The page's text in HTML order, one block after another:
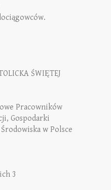
ŚWIĘTEJ
Pracowników
Gospodarki
w Polsce
3